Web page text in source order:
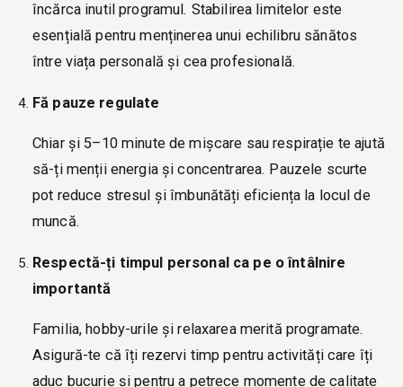
încărca inutil programul. Stabilirea limitelor este
esențială pentru menținerea unui echilibru sănătos
între viața personală și cea profesională.
Fă pauze regulate
Chiar și 5–10 minute de mișcare sau respirație te ajută
să-ți menții energia și concentrarea. Pauzele scurte
pot reduce stresul și îmbunătăți eficiența la locul de
muncă.
Respectă-ți timpul personal ca pe o întâlnire
importantă
Familia, hobby-urile și relaxarea merită programate.
Asigură-te că îți rezervi timp pentru activități care îți
aduc bucurie și pentru a petrece momente de calitate